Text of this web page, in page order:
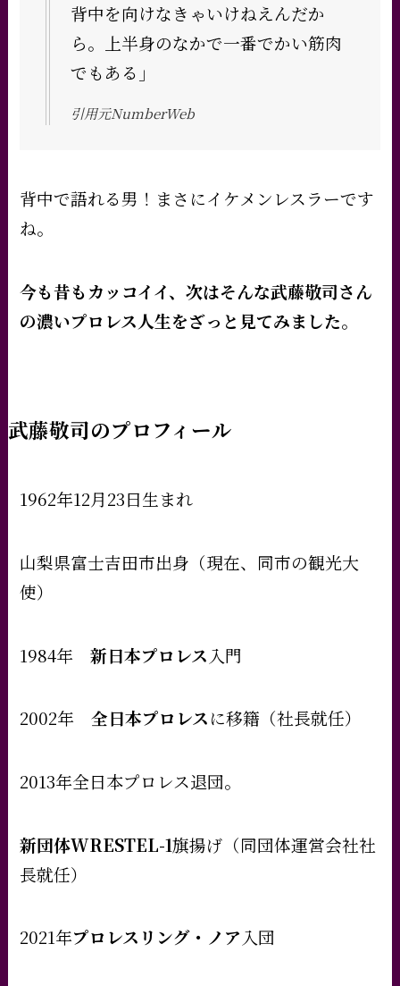
背中を向けなきゃいけねえんだか
ら。上半身のなかで一番でかい筋肉
でもある」
引用元NumberWeb
背中で語れる男！まさにイケメンレスラーです
ね。
今も昔もカッコイイ、次はそんな武藤敬司さん
の濃いプロレス人生をざっと見てみました。
武藤敬司のプロフィール
1962年12月23日生まれ
山梨県富士吉田市出身（現在、同市の観光大
使）
1984年新日本プロレス 入門
2002年全日本プロレスに移籍（社長就任）
2013年全日本プロレス退団。
新団体WRESTEL-1旗揚げ（同団体運営会社社
長就任）
2021年プロレスリング・ノア 入団